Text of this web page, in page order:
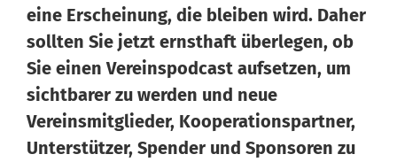
eine Erscheinung, die bleiben wird. Daher
sollten Sie jetzt ernsthaft überlegen, ob
Sie einen Vereinspodcast aufsetzen, um
sichtbarer zu werden und neue
Vereinsmitglieder, Kooperationspartner,
Unterstützer, Spender und Sponsoren zu
Wissen von Vero
Hallo, ich bin Vero Ihr digitaler Vereinshelfer in Meine